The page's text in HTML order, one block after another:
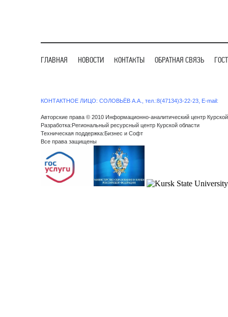
ГЛАВНАЯ НОВОСТИ КОНТАКТЫ ОБРАТНАЯ СВЯЗЬ
КОНТАКТНОЕ ЛИЦО: СОЛОВЬЁВ А.А., тел.:8(47134)3-22-23, E-mail:
Авторские права © 2010 Информационно-аналитический центр
Разработка:Региональный ресурсный центр Курской области
Техническая поддержка:Бизнес и Софт
Все права защищены